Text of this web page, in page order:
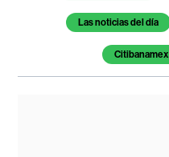
Las noticias del día
Citibanamex